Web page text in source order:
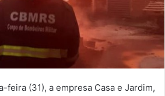
feira (31), a empresa Casa e Jardim,